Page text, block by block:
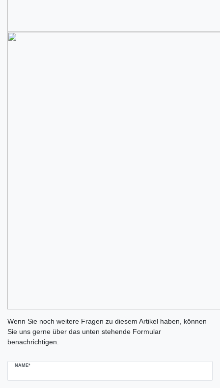
Wenn Sie noch weitere Fragen zu diesem Artikel haben, können
Sie uns gerne über das unten stehende Formular
benachrichtigen.
NAME*